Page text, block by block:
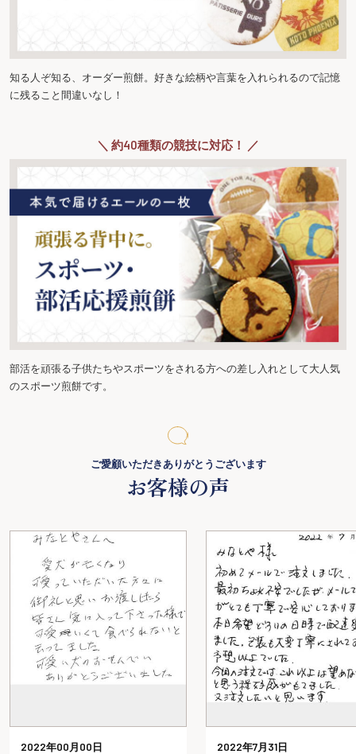
知る人ぞ知る、オーダー煎餅。好きな絵柄や言葉を入れられるので記憶
に残ること間違いなし！
＼ 約40種類の競技に対応！ ／
部活を頑張る子供たちやスポーツをされる方への差し入れとして大人気
のスポーツ煎餅です。
ご愛顧いただきありがとうございます
お客様の声
2022年00月00日
2022年7月31日